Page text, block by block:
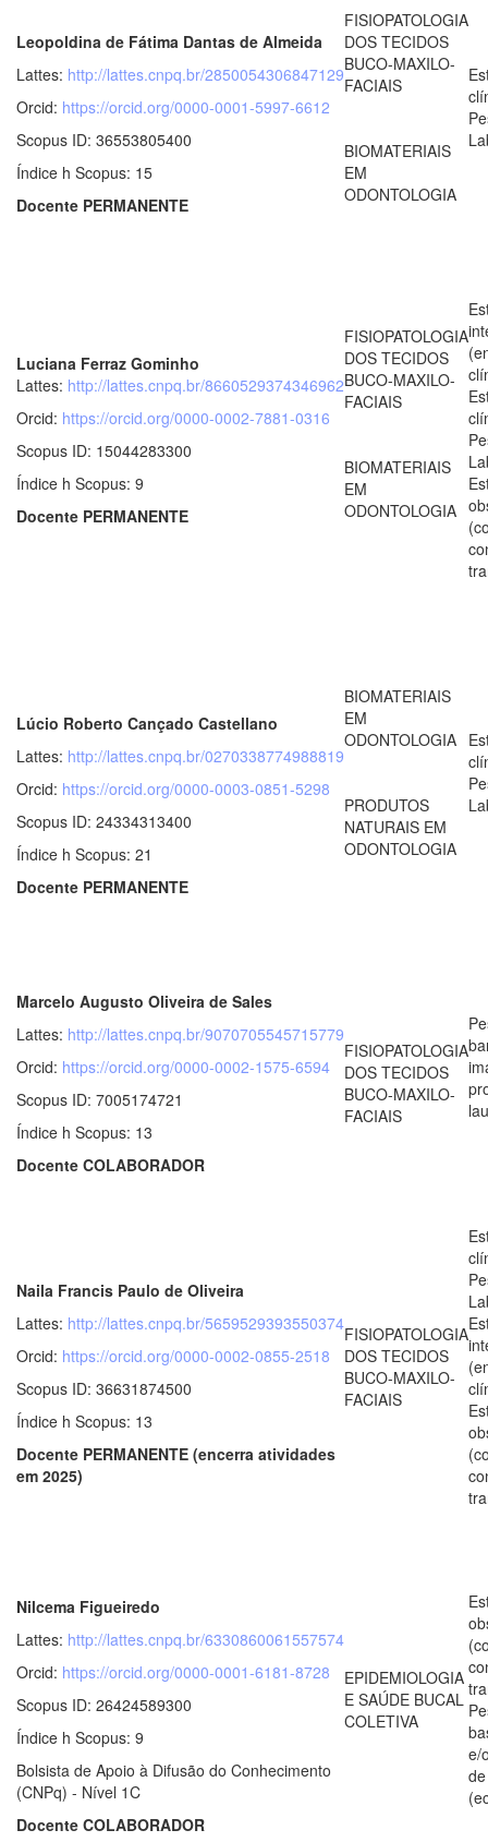
Leopoldina de Fátima Dantas de Almeida
Lattes: http://lattes.cnpq.br/2850054306847129
Orcid: https://orcid.org/0000-0001-5997-6612
Scopus ID: 36553805400
Índice h Scopus: 15
Docente PERMANENTE
FISIOPATOLOGIA
DOS TECIDOS
BUCO-MAXILO-
FACIAIS
BIOMATERIAIS
EM
ODONTOLOGIA
Luciana Ferraz Gominho
Lattes: http://lattes.cnpq.br/8660529374346962
Orcid: https://orcid.org/0000-0002-7881-0316
Scopus ID: 15044283300
Índice h Scopus: 9
Docente PERMANENTE
FISIOPATOLOGIA
DOS TECIDOS
BUCO-MAXILO-
FACIAIS
BIOMATERIAIS
EM
ODONTOLOGIA
Lúcio Roberto Cançado Castellano
Lattes: http://lattes.cnpq.br/0270338774988819
Orcid: https://orcid.org/0000-0003-0851-5298
Scopus ID: 24334313400
Índice h Scopus: 21
Docente PERMANENTE
BIOMATERIAIS
EM
ODONTOLOGIA
PRODUTOS
NATURAIS EM
ODONTOLOGIA
Marcelo Augusto Oliveira de Sales
Lattes: http://lattes.cnpq.br/9070705545715779
Orcid: https://orcid.org/0000-0002-1575-6594
Scopus ID: 7005174721
Índice h Scopus: 13
Docente COLABORADOR
FISIOPATOLOGIA
DOS TECIDOS
BUCO-MAXILO-
FACIAIS
Naila Francis Paulo de Oliveira
Lattes: http://lattes.cnpq.br/5659529393550374
Orcid: https://orcid.org/0000-0002-0855-2518
Scopus ID: 36631874500
Índice h Scopus: 13
Docente PERMANENTE (encerra atividades
em 2025)
FISIOPATOLOGIA
DOS TECIDOS
BUCO-MAXILO-
FACIAIS
Nilcema Figueiredo
Lattes: http://lattes.cnpq.br/6330860061557574
Orcid: https://orcid.org/0000-0001-6181-8728
Scopus ID: 26424589300
Índice h Scopus: 9
Bolsista de Apoio à Difusão do Conhecimento
(CNPq) - Nível 1C
Docente COLABORADOR
EPIDEMIOLOGIA
E SAÚDE BUCAL
COLETIVA
e/